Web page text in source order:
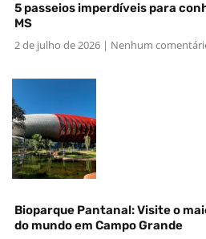
5 passeios imperdíveis para
MS
2 de julho de 2026
Nenhum
Bioparque Pantanal: Visite o
do mundo em Campo Grande